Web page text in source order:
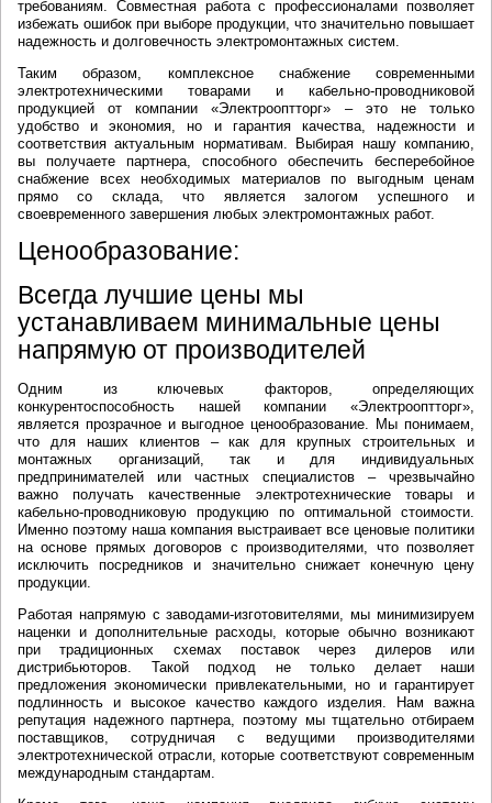
требованиям. Совместная работа с профессионалами позволяет
избежать ошибок при выборе продукции, что значительно повышает
надежность и долговечность электромонтажных систем.
Таким образом, комплексное снабжение современными
электротехническими товарами и кабельно-проводниковой
продукцией от компании «Электрооптторг» – это не только
удобство и экономия, но и гарантия качества, надежности и
соответствия актуальным нормативам. Выбирая нашу компанию,
вы получаете партнера, способного обеспечить бесперебойное
снабжение всех необходимых материалов по выгодным ценам
прямо со склада, что является залогом успешного и
своевременного завершения любых электромонтажных работ.
Ценообразование:
Всегда лучшие цены мы
устанавливаем минимальные цены
напрямую от производителей
Одним из ключевых факторов, определяющих
конкурентоспособность нашей компании «Электрооптторг»,
является прозрачное и выгодное ценообразование. Мы понимаем,
что для наших клиентов – как для крупных строительных и
монтажных организаций, так и для индивидуальных
предпринимателей или частных специалистов – чрезвычайно
важно получать качественные электротехнические товары и
кабельно-проводниковую продукцию по оптимальной стоимости.
Именно поэтому наша компания выстраивает все ценовые политики
на основе прямых договоров с производителями, что позволяет
исключить посредников и значительно снижает конечную цену
продукции.
Работая напрямую с заводами-изготовителями, мы минимизируем
наценки и дополнительные расходы, которые обычно возникают
при традиционных схемах поставок через дилеров или
дистрибьюторов. Такой подход не только делает наши
предложения экономически привлекательными, но и гарантирует
подлинность и высокое качество каждого изделия. Нам важна
репутация надежного партнера, поэтому мы тщательно отбираем
поставщиков, сотрудничая с ведущими производителями
электротехнической отрасли, которые соответствуют современным
международным стандартам.